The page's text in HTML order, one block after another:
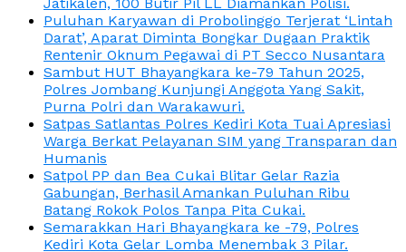
Puluhan Karyawan di Probolinggo Terjerat ‘Lintah
Darat’, Aparat Diminta Bongkar Dugaan Praktik
Rentenir Oknum Pegawai di PT Secco Nusantara
Sambut HUT Bhayangkara ke-79 Tahun 2025,
Polres Jombang Kunjungi Anggota Yang Sakit,
Purna Polri dan Warakawuri.
Satpas Satlantas Polres Kediri Kota Tuai Apresiasi
Warga Berkat Pelayanan SIM yang Transparan dan
Humanis
Satpol PP dan Bea Cukai Blitar Gelar Razia
Gabungan, Berhasil Amankan Puluhan Ribu
Batang Rokok Polos Tanpa Pita Cukai.
Semarakkan Hari Bhayangkara ke -79, Polres
Kediri Kota Gelar Lomba Menembak 3 Pilar.